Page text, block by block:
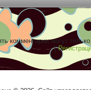
комментарии могут
[